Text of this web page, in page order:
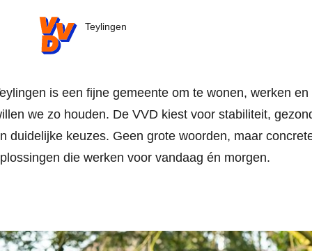
VVD.nl
Teylingen
is een fijne gemeente om te wonen, werken
we zo houden. De VVD kiest voor stabiliteit,
duidelijke keuzes. Geen grote woorden, maar
die werken voor vandaag én morgen.